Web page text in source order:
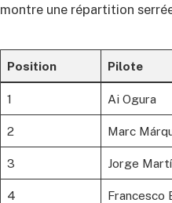
montre une répartition
Position Pilote
1 Ai Ogura
2 Marc
3 Jorge
4 Francesco